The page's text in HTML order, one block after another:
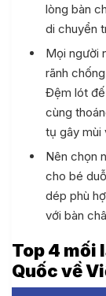
lòng bàn
di chuyển
Mọi người
rãnh
Đệm lót
cùng
tụ gây mùi
Nên chọn
cho bé
dép phù
với bàn
Top 4 mối
Quốc về